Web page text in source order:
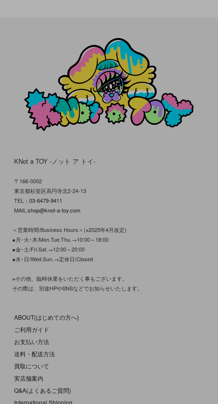
KNot a TOY -ノット ア トイ-
〒166-0002
東京都杉並区高円寺北2-24-13
TEL： 03-6479-9411
MAIL:shop@knot-a-toy.com
＜営業時間/Business Hours＞(※2025年4月改定)
●月･火･木/Mon.Tue.Thu.→10:00～18:00
●金･土/Fri.Sat.→12:00～20:00
●水･日/Wed.Sun.→定休日/Closed
※その他、臨時休業をいただく事もございます。
その際は、別途HPやSNSなどでお知らせいたします。
ABOUT(はじめての方へ)
ご利用ガイド
お支払い方法
送料・配送方法
買取について
実店舗案内
Q&A(よくあるご質問)
International Shipping